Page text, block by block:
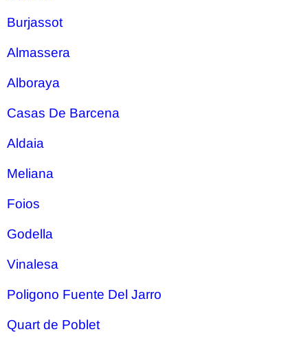
Burjassot
Almassera
Alboraya
Casas De Barcena
Aldaia
Meliana
Foios
Godella
Vinalesa
Poligono Fuente Del Jarro
Quart de Poblet